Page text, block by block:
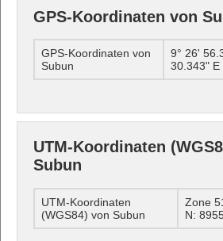
GPS-Koordinaten von
GPS-Koordinaten von
Subun
9° 26'
30.343" E
UTM-Koordinaten
Subun
UTM-Koordinaten
(WGS84) von Subun
Zone
N: